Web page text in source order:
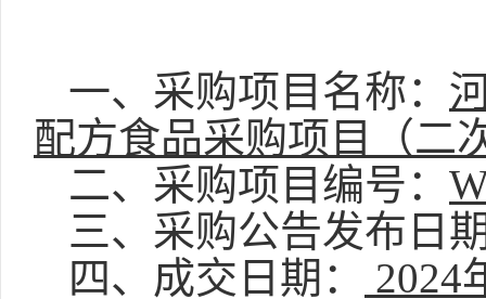
一、采购项目名称：
配方食品采购项目（二
二、采购项目编号：
三、采购公告发布日
四、成交日期：
2024